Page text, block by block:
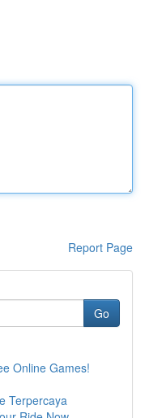
Report Page
Go
Online Games!
Terpercaya